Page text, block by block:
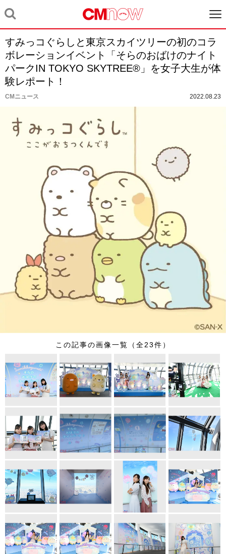
すみっコぐらしと東京スカイツリーの初のコラ
ボレーションイベント「そらのおばけのナイト
パークIN TOKYO SKYTREE®」を女子大生が体
験レポート！
CMニュース 2022.08.23
この記事の画像一覧（全23件）